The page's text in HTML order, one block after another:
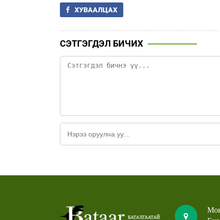
ХУВААЛЦАХ
СЭТГЭГДЭЛ БИЧИХ